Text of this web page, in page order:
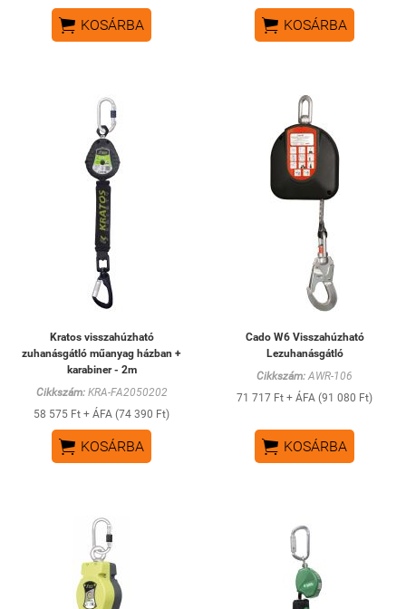
 KOSÁRBA  KOSÁRBA
Kratos visszahúzható
zuhanásgátló műanyag házban +
karabiner - 2m
Cikkszám:KRA-FA2050202
58 575 Ft + ÁFA (74 390 Ft)
 KOSÁRBA
Cado W6 Visszahúzható
Lezuhanásgátló
Cikkszám: AWR-106
71 717 Ft + ÁFA (91 080 Ft)
 KOSÁRBA